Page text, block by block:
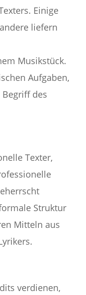
Einige
liefern
Musikstück.
Aufgaben,
des
Texter,
Struktur
Mitteln aus
verdienen,